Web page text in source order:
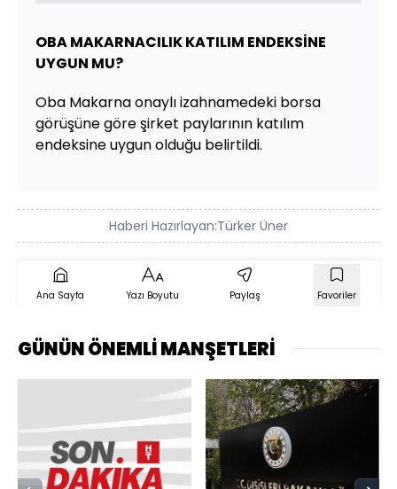
OBA MAKARNACILIK KATILIM ENDEKSİNE
UYGUN MU?
Oba Makarna onaylı izahnamedeki borsa
görüşüne göre şirket paylarının katılım
endeksine uygun olduğu belirtildi.
Haberi Hazırlayan:Türker Üner
Ana Sayfa Yazı Boyutu Paylaş Favoriler
GÜNÜN ÖNEMLİ MANŞETLERİ